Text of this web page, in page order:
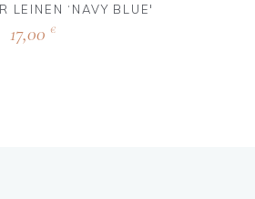
LEINEN ‘NAVY BLUE'
17,00 €